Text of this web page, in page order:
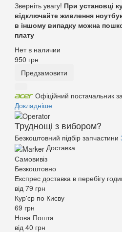
Зверніть увагу! При установці
відключайте живлення
в іншому випадку можна
плату
Нет в наличии
950 грн
Предзамовити
Офіційний постачальник
Докладніше
Труднощі з вибором?
Безкоштовний підбір запчастини
Доставка
Самовивіз
Безкоштовно
Експрес доставка в перебігу
від 79 грн
Кур'єр по Києву
69 грн
Нова Пошта
від 40 грн